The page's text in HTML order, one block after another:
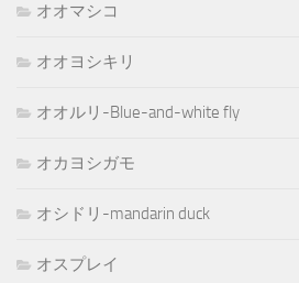
オオマシコ
オオヨシキリ
オオルリ-Blue-and-white fly
オカヨシガモ
オシドリ-mandarin duck
オスプレイ